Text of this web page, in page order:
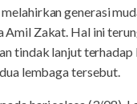
generasi
Amil Zakat. Hal ini
tindak lanjut
lembaga tersebut.